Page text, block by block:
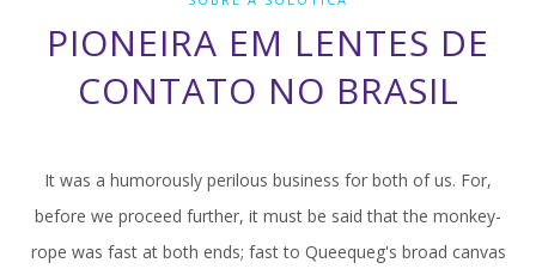
PIONEIRA EM LENTES DE
CONTATO NO BRASIL
It was a humorously perilous business for both of us. For,
before we proceed further, it must be said that the monkey-
rope was fast at both ends; fast to Queequeg's broad canvas